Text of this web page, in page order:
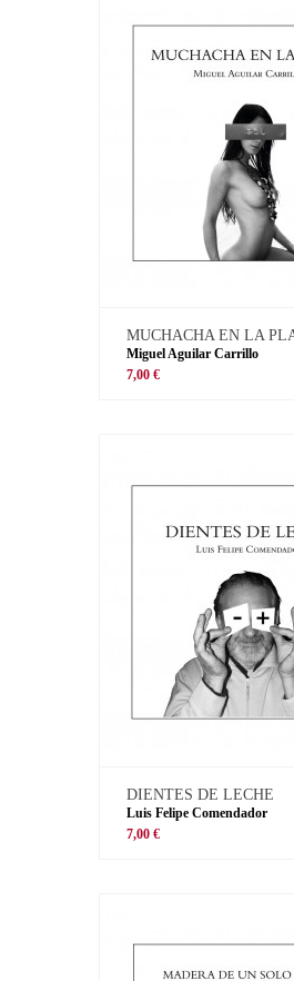
MUCHACHA EN LA
Miguel Aguilar Carrillo
7,00 €
DIENTES DE LECHE
Luis Felipe Comendador
7,00 €